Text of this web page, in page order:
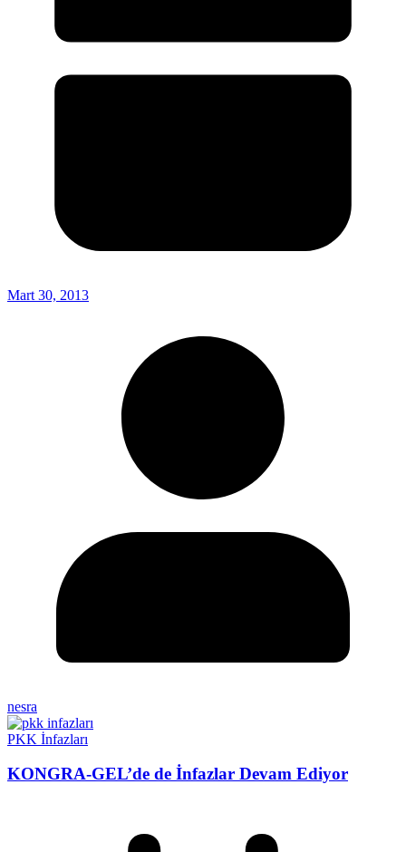
Mart 30, 2013
nesra
PKK İnfazları
KONGRA-GEL’de de İnfazlar Devam Ediyor